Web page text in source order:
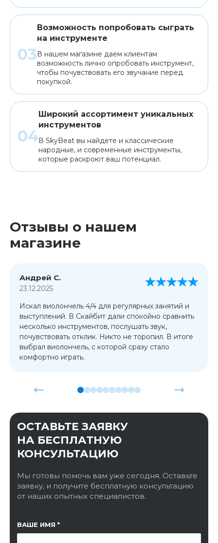
Возможность попробовать сыграть
на инструменте
В нашем магазине даем клиентам
возможность лично опробовать инструмент,
чтобы почувствовать его звучание перед
покупкой.
Широкий ассортимент уникальных
инструментов
В SkyBeat вы найдете и классические
народные, и современные инструменты,
которые раскроют ваш потенциал.
Отзывы о нашем
магазине
Андрей С.
23.12.2025
Искал виолончель 4/4 для регулярных занятий и
выступлений. В Скайбит дали спокойно сравнить
несколько инструментов, послушать звук,
почувствовать отклик. Никто не торопил. В итоге
выбрал виолончель, с которой сразу стало
комфортно играть.
ОСТАВЬТЕ ЗАЯВКУ
НА БЕСПЛАТНУЮ
КОНСУЛЬТАЦИЮ
Мы готовы помочь вам уже сегодня. Оставьте
заявку, и получите бесплатную консультацию
от наших опытных специалистов.
ВАШЕ ИМЯ
ССЫЛКА НА СТРАНИЦУ